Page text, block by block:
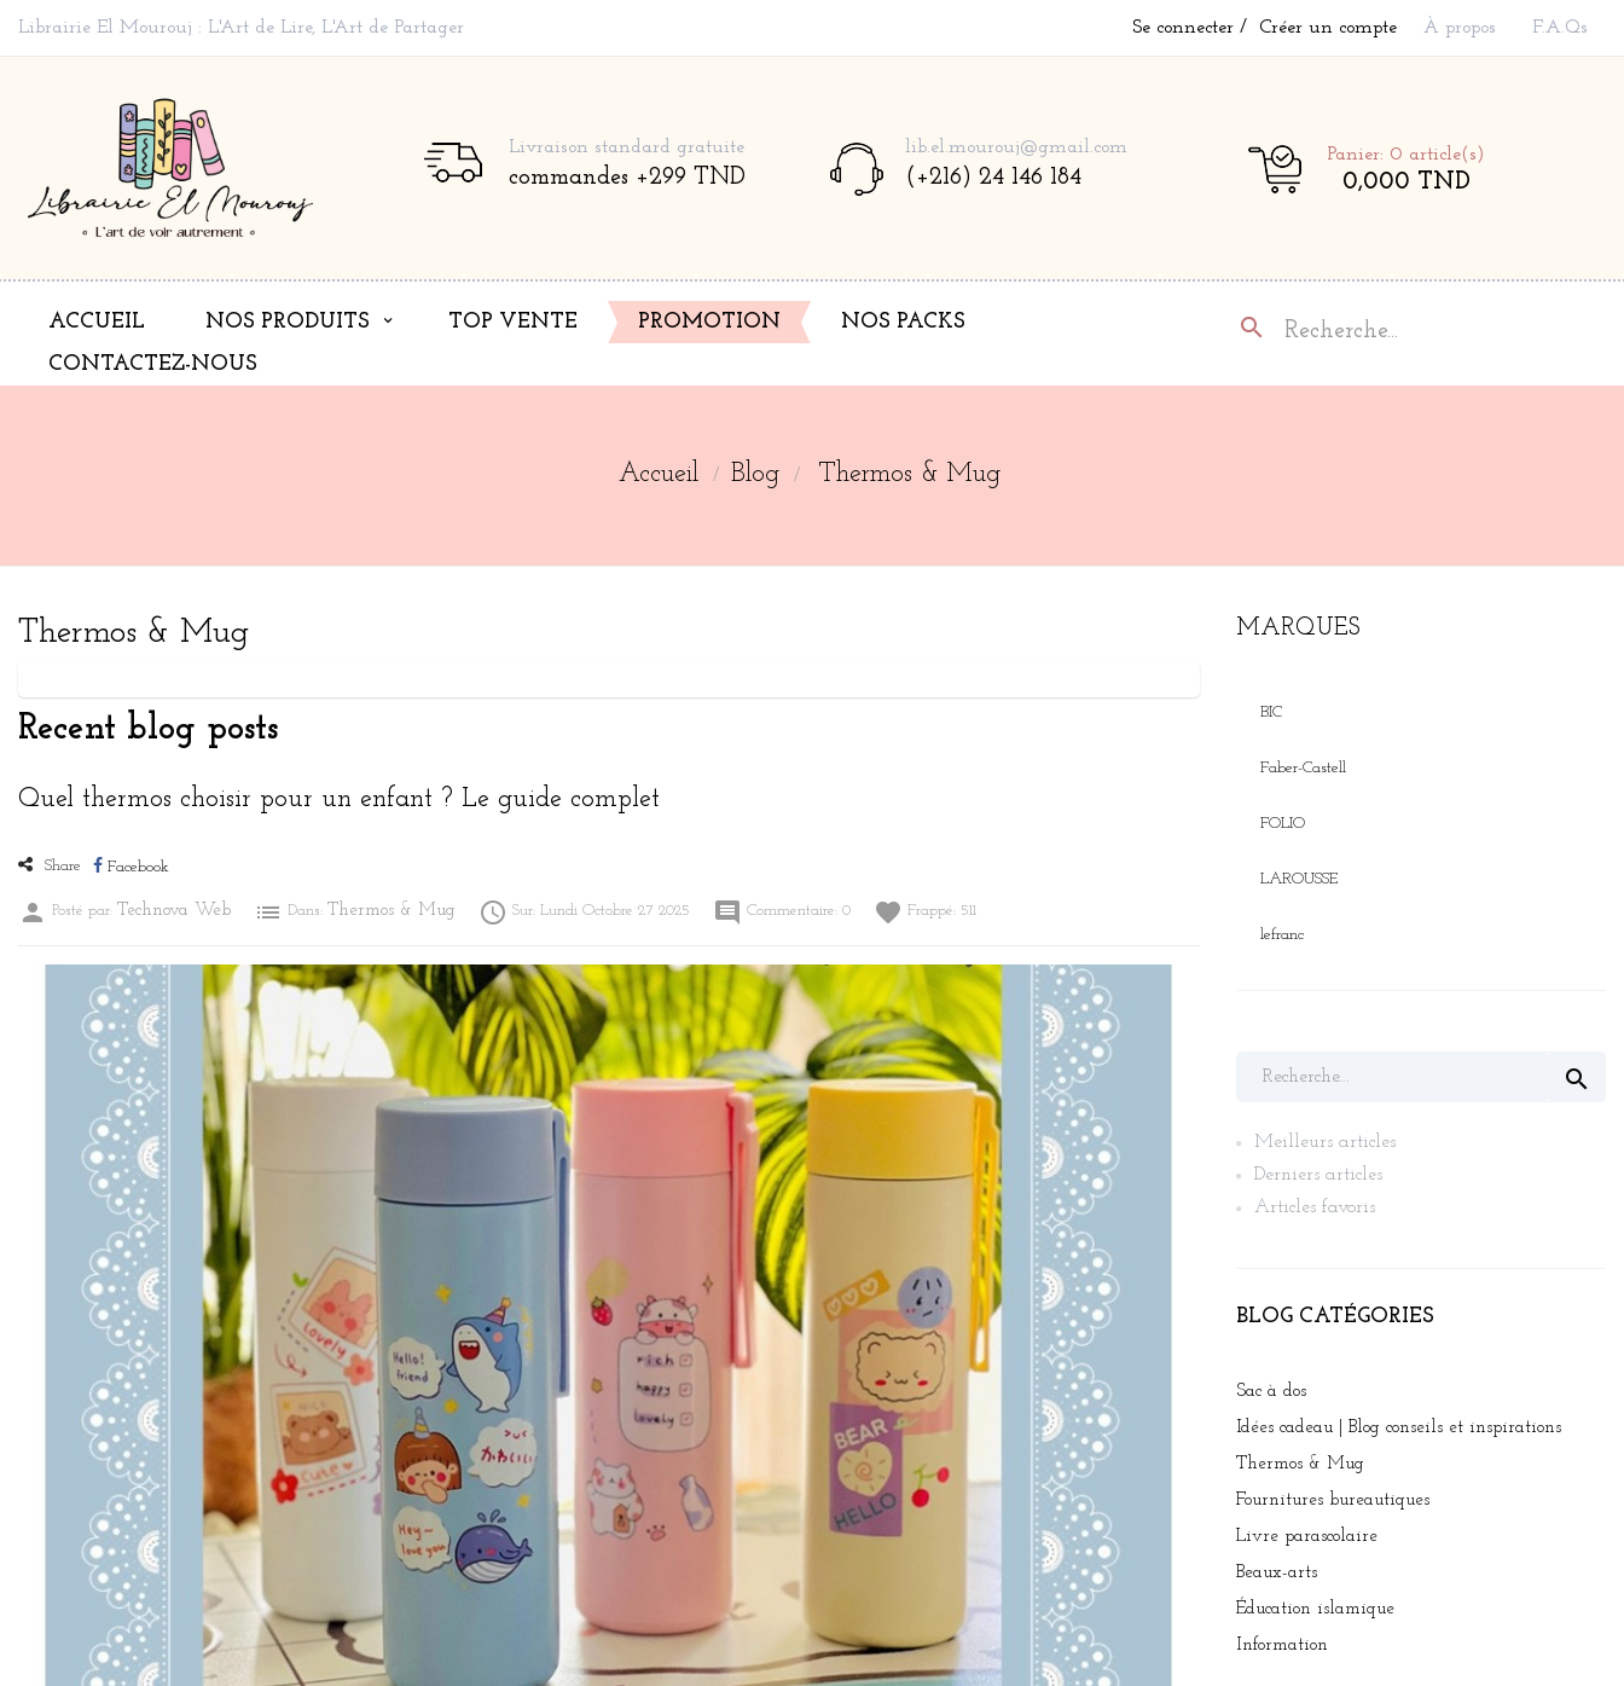
Librairie El Mourouj : L'Art de Lire, L'Art de Partager Se connecter Créer un compte À propos F.A.Qs
Livraison standard gratuite
commandes +299 TND
lib.el.mourouj@gmail.com
(+216) 24 146 184
Panier: 0 article(s)
0,000 TND
ACCUEIL NOS PRODUITS TOP VENTE PROMOTION
NOS PACKS
CONTACTEZ-NOUS
search
Accueil Blog Thermos & Mug
Thermos & Mug
Recent blog posts
Quel thermos choisir pour un enfant ? Le guide complet
Share Facebook
person Posté par: Technova Web list Dans: Thermos & Mug  Sur: Lundi Octobre 27 2025 comment Commentaire: 0 favorite Frappé: 511
MARQUES
BIC
Faber-Castell
FOLIO
LAROUSSE
lefranc

Meilleurs articles
Derniers articles
Articles favoris
BLOG CATÉGORIES
Sac à dos
Idées cadeau | Blog conseils et inspirations
Thermos & Mug
Fournitures bureautiques
Livre parascolaire
Beaux-arts
Éducation islamique
Information